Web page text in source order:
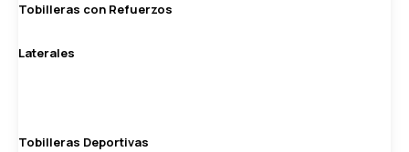
Tobilleras con Refuerzos
Laterales
Tobilleras Deportivas